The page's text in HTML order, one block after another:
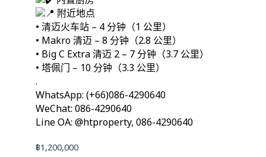
附近地点
• 清迈火车站 – 4 分钟（1 公里）
• Makro 清迈 – 8 分钟（2.8 公里）
• Big C Extra 清迈 2 – 7 分钟（3.7 公里）
• 塔佩门 – 10 分钟（3.3 公里）
.
WhatsApp: (+66)086-4290640
WeChat: 086-4290640
Line OA: @htproperty, 086-4290640
฿1,200,000